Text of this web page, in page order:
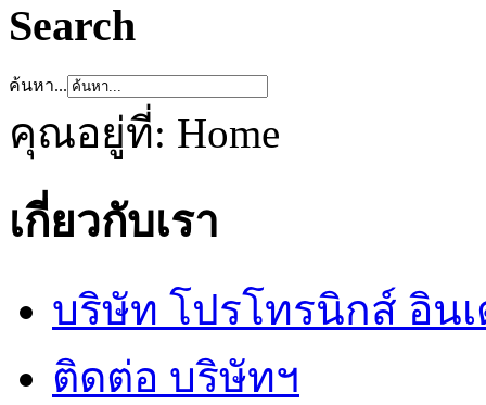
Search
ค้นหา...
คุณอยู่ที่: Home
เกี่ยวกับเรา
บริษัท โปรโทรนิกส์ อิน
ติดต่อ บริษัทฯ